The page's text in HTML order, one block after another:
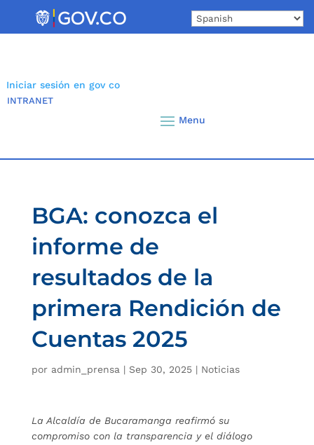
Iniciar sesión en gov co
INTRANET
BGA: conozca el
informe de
resultados de la
primera Rendición de
Cuentas 2025
por admin_prensa | Sep 30, 2025| Noticias
La Alcaldía de Bucaramanga reafirmó su
compromiso con la transparencia y el diálogo